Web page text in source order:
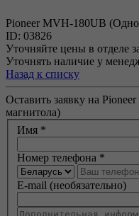
Pioneer MVH-180UB
ID: 03826
Уточняйте цены в отделе
Уточнять наличие у
Назад к списку
Оставить заявку на
магнитола)
Имя *
Номер телефона *
E-mail (необязательно)